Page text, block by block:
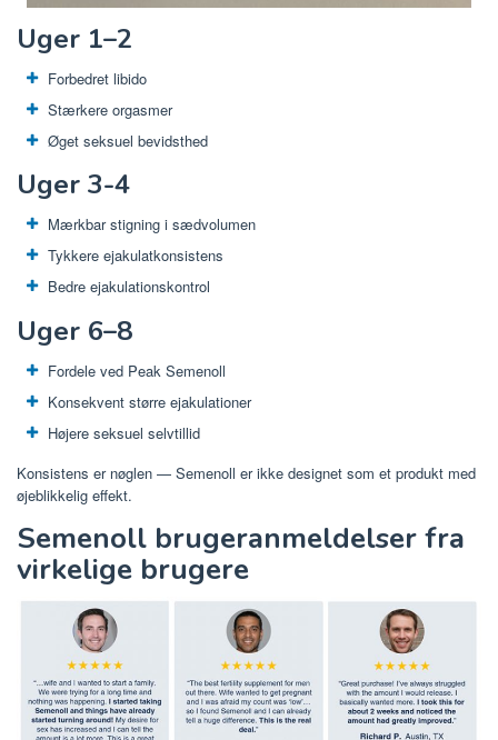
Uger 1–2
Forbedret libido
Stærkere orgasmer
Øget seksuel bevidsthed
Uger 3-4
Mærkbar stigning i sædvolumen
Tykkere ejakulatkonsistens
Bedre ejakulationskontrol
Uger 6–8
Fordele ved Peak Semenoll
Konsekvent større ejakulationer
Højere seksuel selvtillid
Konsistens er nøglen — Semenoll er ikke designet som et produkt med
øjeblikkelig effekt.
Semenoll brugeranmeldelser fra
virkelige brugere